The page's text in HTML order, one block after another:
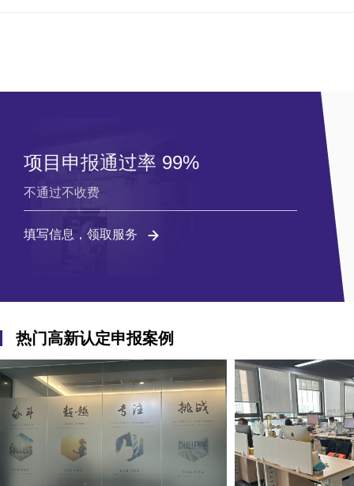
项目申报通过率 99%
不通过不收费
填写信息，领取服务
热门高新认定申报案例